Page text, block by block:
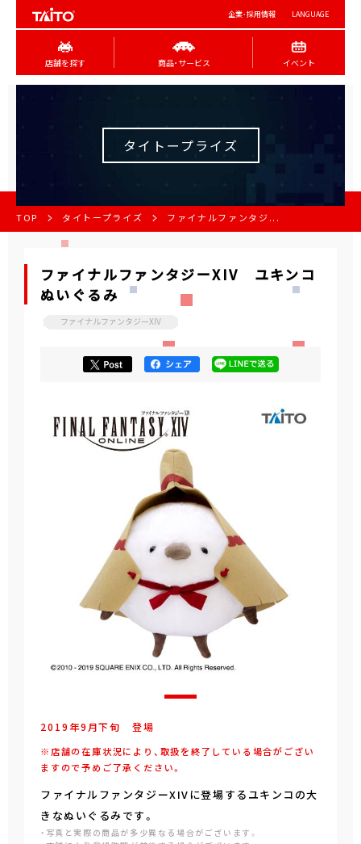
企業･採用情報 LANGUAGE
店舗を探す 商品･サービス イベント
タイトープライズ
TOP タイトープライズ ファイナルファンタジ...
ファイナルファンタジーXIV ユキンコ
ぬいぐるみ
ファイナルファンタジーXIV
2019年9 月下旬 登場
※店舗の在庫状況により、取扱を終了している場合がござい
ますので予めご了承ください。
ファイナルファンタジーXIVに登場するユキンコの大
きなぬいぐるみです。
・写真と実際の商品が多少異なる場合がございます。